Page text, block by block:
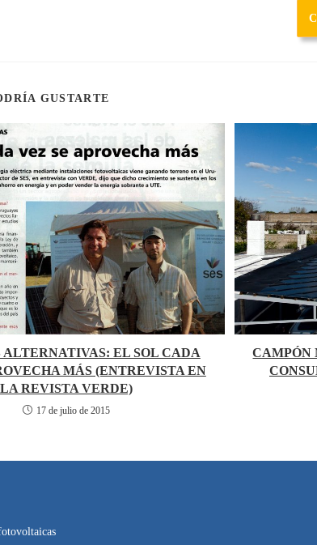
GUSTARTE
ALTERNATIVAS: EL SOL CADA
MÁS (ENTREVISTA EN
LA REVISTA VERDE)
17 de julio de 2015
CAMPÓN